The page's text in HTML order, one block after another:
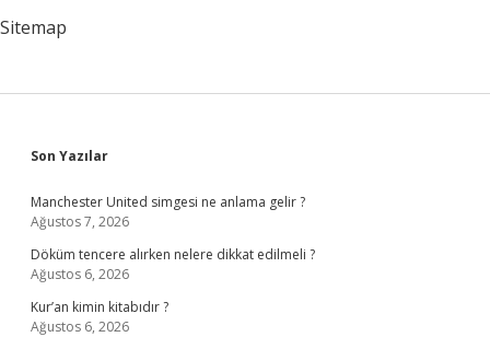
Sitemap
Sidebar
Son Yazılar
Manchester United simgesi ne anlama gelir ?
Ağustos 7, 2026
Döküm tencere alırken nelere dikkat edilmeli ?
Ağustos 6, 2026
Kur’an kimin kitabıdır ?
Ağustos 6, 2026